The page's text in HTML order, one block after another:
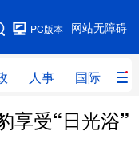
网站无障碍
PC版本
人事 国际 财
政 人事
享受“日光浴”